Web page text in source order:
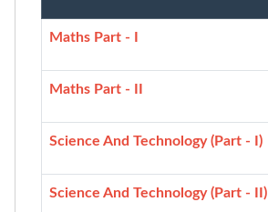
Maths Part - I
Maths Part - II
Science And Technology (Part - I)
Science And Technology (Part - II)